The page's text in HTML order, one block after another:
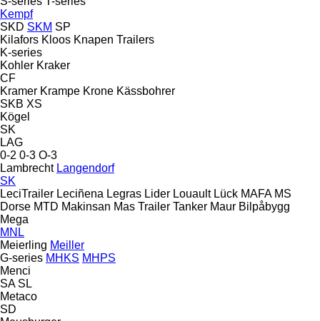
Kempf
SKD SKM SP
Kilafors Kloos Knapen Trailers
K-series
Kohler Kraker
CF
Kramer Krampe Krone Kässbohrer
SKB XS
Kögel
SK
LAG
0-2 0-3 O-3
Lambrecht Langendorf
SK
LeciTrailer Leciñena Legras Lider Louault Lück MAFA MS
Dorse MTD Makinsan Mas Trailer Tanker Maur Bilpåbygg
Mega
MNL
Meierling Meiller
G-series MHKS MHPS
Menci
SA SL
Metaco
SD